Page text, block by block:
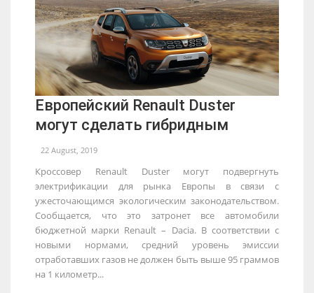
Европейский Renault Duster
могут сделать гибридным
22 August, 2019
Кроссовер Renault Duster могут подвергнуть
электрификации для рынка Европы в связи с
ужесточающимся экологическим законодательством.
Сообщается, что это затронет все автомобили
бюджетной марки Renault – Dacia. В соответствии с
новыми нормами, средний уровень эмиссии
отработавших газов не должен быть выше 95 граммов
на 1 километр...